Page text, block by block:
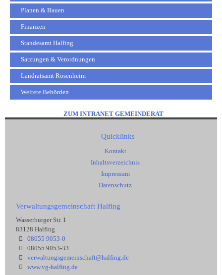
Planen & Bauen
Finanzen
Standesamt Halfing
Satzungen & Verordnungen
Landratsamt Rosenheim
Weitere Behörden
ZUM INTRANET GEMEINDERAT
Quicklinks
Kontakt
Inhaltsverzeichnis
Impressum
Datenschutz
Verwaltungsgemeinschaft Halfing
Wasserburger Str. 1
83128 Halfing
08055 9053-0
08055 9053-33
verwaltungsgemeinschaft@halfing.de
www.vg-halfing.de